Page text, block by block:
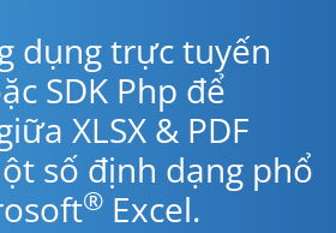
dụng trực tuyến
SDK Php để
XLSX & PDF
số định dạng phổ
® Excel.